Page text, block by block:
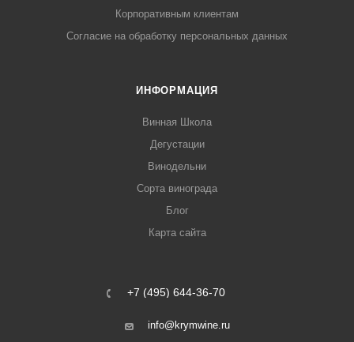
Корпоративным клиентам
Согласие на обработку персональных данных
ИНФОРМАЦИЯ
Винная Школа
Дегустации
Винодельни
Сорта винограда
Блог
Карта сайта
+7 (495) 644-36-70
info@krymwine.ru